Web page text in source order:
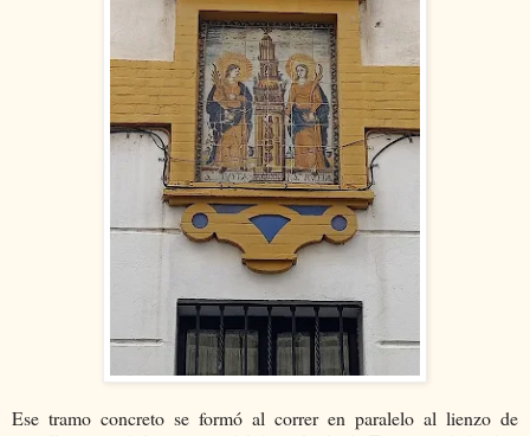
Ese tramo concreto se formó al correr en paralelo al lienzo de